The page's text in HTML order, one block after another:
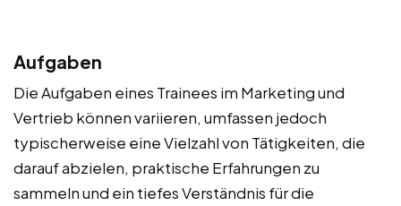
Aufgaben
Die Aufgaben eines Trainees im Marketing und
Vertrieb können variieren, umfassen jedoch
typischerweise eine Vielzahl von Tätigkeiten, die
darauf abzielen, praktische Erfahrungen zu
sammeln und ein tiefes Verständnis für die